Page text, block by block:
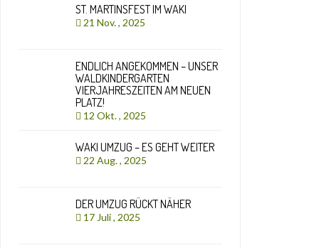
ST. MARTINSFEST IM WAKI
21 Nov. , 2025
ENDLICH ANGEKOMMEN – UNSER
WALDKINDERGARTEN
VIERJAHRESZEITEN AM NEUEN
PLATZ!
12 Okt. , 2025
WAKI UMZUG – ES GEHT WEITER
22 Aug. , 2025
DER UMZUG RÜCKT NÄHER
17 Juli , 2025